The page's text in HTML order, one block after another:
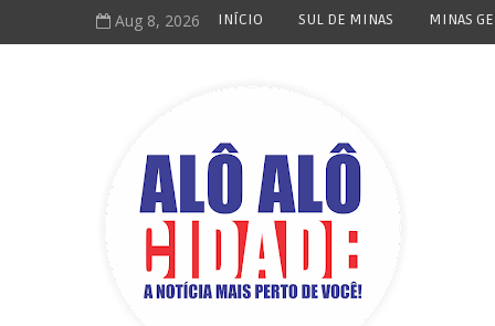
Aug 8, 2026 INÍCIO SUL DE MINAS MINAS